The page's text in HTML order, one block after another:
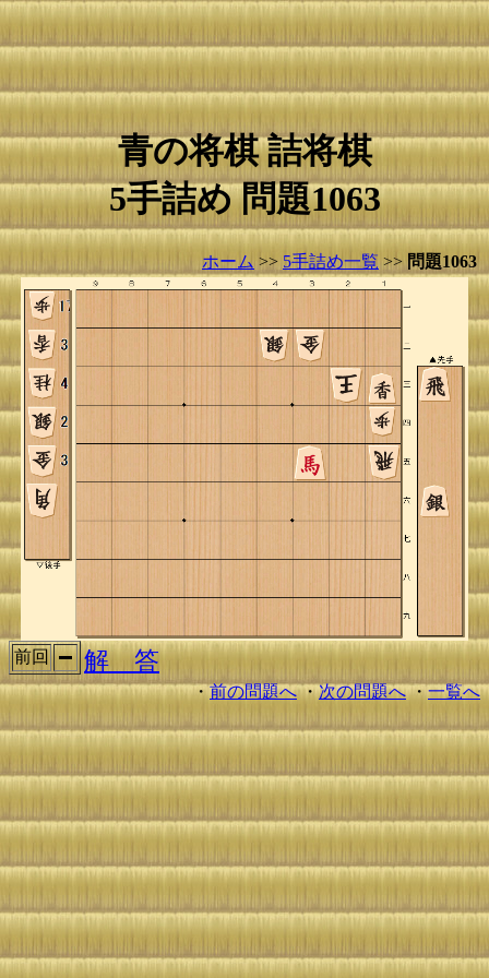
青の将棋 詰将棋
5手詰め 問題1063
ホーム >> 5手詰め一覧 >> 問題1063
前回 解 答
・前の問題へ・次の問題へ・一覧へ